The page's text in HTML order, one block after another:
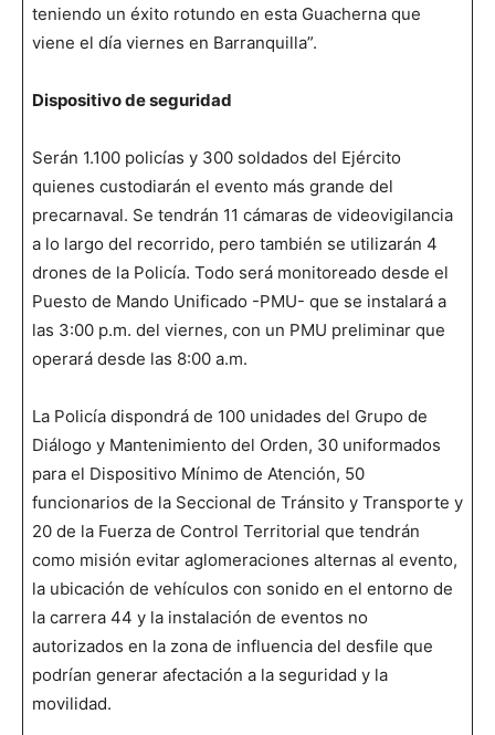
teniendo un éxito rotundo en esta Guacherna que
viene el día viernes en Barranquilla”.
Dispositivo de seguridad
Serán 1.100 policías y 300 soldados del Ejército
quienes custodiarán el evento más grande del
precarnaval. Se tendrán 11 cámaras de videovigilancia
a lo largo del recorrido, pero también se utilizarán 4
drones de la Policía. Todo será monitoreado desde el
Puesto de Mando Unificado -PMU- que se instalará a
las 3:00 p.m. del viernes, con un PMU preliminar que
operará desde las 8:00 a.m.
La Policía dispondrá de 100 unidades del Grupo de
Diálogo y Mantenimiento del Orden, 30 uniformados
para el Dispositivo Mínimo de Atención, 50
funcionarios de la Seccional de Tránsito y Transporte y
20 de la Fuerza de Control Territorial que tendrán
como misión evitar aglomeraciones alternas al evento,
la ubicación de vehículos con sonido en el entorno de
la carrera 44 y la instalación de eventos no
autorizados en la zona de influencia del desfile que
podrían generar afectación a la seguridad y la
movilidad.